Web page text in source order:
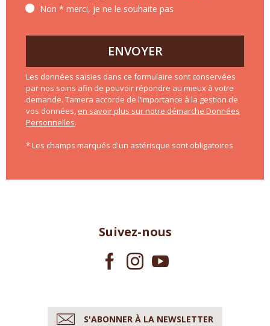
Non * merci, je ne le souhaite pas
ENVOYER
Les données saisies dans ce formulaire sont conservées
par nos soins afin de pouvoir répondre au mieux à votre
demande. Tamera accorde de l’importance à la gestion de
vos données, en savoir plus sur notre démarche Données
Personnelles.
* Les champs marqués d'un astérisque sont obligatoires
Suivez-nous
S'ABONNER À LA NEWSLETTER